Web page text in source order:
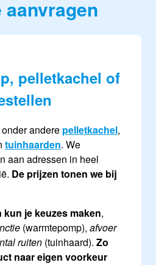
aanvragen
pelletkachel of
andere pelletkachel,
tuinhaarden. We
aan adressen in heel
De prijzen tonen we bij
je keuzes maken,
(warmtepomp), afvoer
ruiten (tuinhaard). Zo
naar eigen voorkeur